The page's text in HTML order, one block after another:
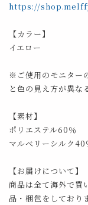
https://
【カラー】
イエロー
※ご使用のモニター
と色の見え方が異な
【素材】
ポリエステル60％
マルベリーシルク40
【お届けについて】
商品は全て海外で買
品・梱包をしており